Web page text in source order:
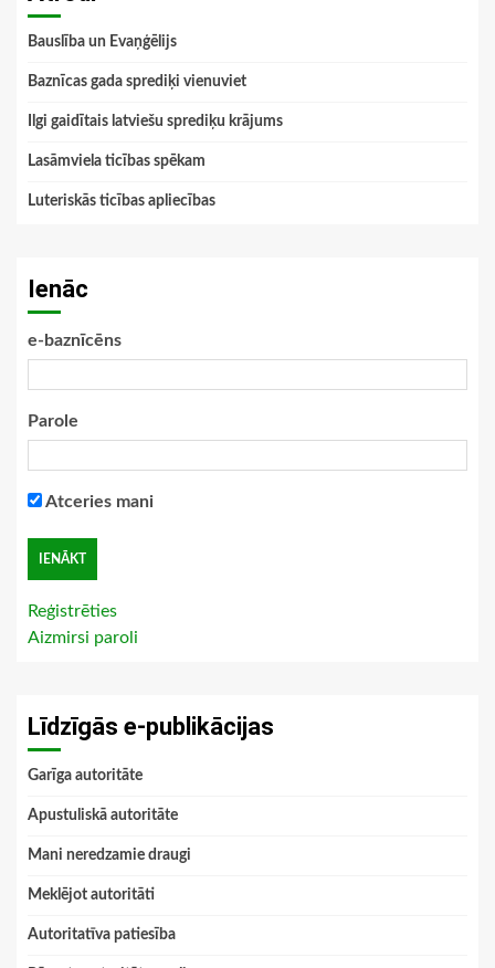
Bauslība un Evaņģēlijs
Baznīcas gada sprediķi vienuviet
Ilgi gaidītais latviešu sprediķu krājums
Lasāmviela ticības spēkam
Luteriskās ticības apliecības
Ienāc
e-baznīcēns
Parole
Atceries mani
Reģistrēties
Aizmirsi paroli
Līdzīgās e-publikācijas
Garīga autoritāte
Apustuliskā autoritāte
Mani neredzamie draugi
Meklējot autoritāti
Autoritatīva patiesība